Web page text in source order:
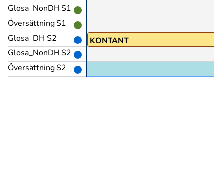
Glosa_NonDH S1
Översättning S1
Glosa_DH S2
Glosa_NonDH S2
Översättning S2
KONTANT